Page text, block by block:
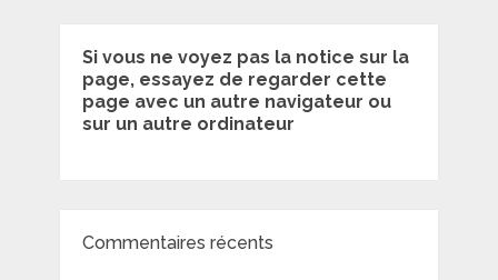
Si vous ne voyez pas la notice sur la
page, essayez de regarder cette
page avec un autre navigateur ou
sur un autre ordinateur
Commentaires récents